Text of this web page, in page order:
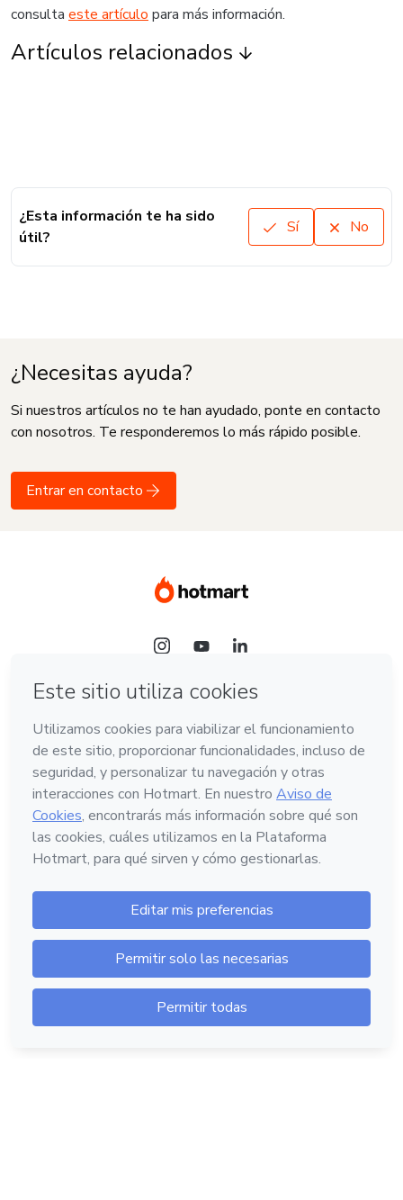
consulta este artículo para más información.
Artículos relacionados
¿Esta información te ha sido
útil?
Sí No
¿Necesitas ayuda?
Si nuestros artículos no te han ayudado, ponte en contacto
con nosotros. Te responderemos lo más rápido posible.
Entrar en contacto
Idioma
Español
Hotmart — 2011-2026 © Todos los derechos
reservados